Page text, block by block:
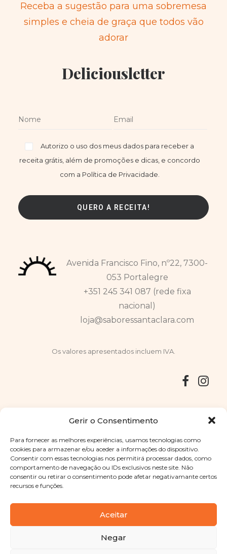
Gerir o Consentimento
Para fornecer as melhores experiências, usamos tecnologias como
cookies para armazenar e/ou aceder a informações do dispositivo.
Consentir com essas tecnologias nos permitirá processar dados, como
comportamento de navegação ou IDs exclusivos neste site. Não
consentir ou retirar o consentimento pode afetar negativamante certos
recursos e funções.
Aceitar
Negar
Receba a sugestão para uma sobremesa
simples e cheia de graça que todos vão
adorar
Deliciousletter
Autorizo o uso dos meus dados para receber a
receita grátis, além de promoções e dicas, e concordo
com a Política de Privacidade.
Avenida Francisco Fino, nº22, 7300-
053 Portalegre
+351 245 341 087 (rede fixa
nacional)
loja@saboressantaclara.com
Os valores apresentados incluem IVA.
Copyright © 2025 Sabores Santa Clara
. Todos os direitos
reservadosPolítica de Privacidade |Termos e condições
Designed byShift Your Branding Agency